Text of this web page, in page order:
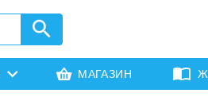
МАГАЗИН